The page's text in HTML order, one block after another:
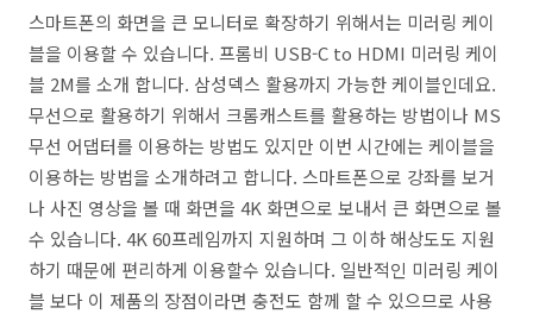
스마트폰의 화면을 큰 모니터로 확장하기 위해서는 미러링 케이
블을 이용할 수 있습니다. 프롬비 USB-C to HDMI 미러링 케이
블 2M를 소개 합니다. 삼성덱스 활용까지 가능한 케이블인데요.
무선으로 활용하기 위해서 크롬캐스트를 활용하는 방법이나 MS
무선 어댑터를 이용하는 방법도 있지만 이번 시간에는 케이블을
이용하는 방법을 소개하려고 합니다. 스마트폰으로 강좌를 보거
나 사진 영상을 볼 때 화면을 4K 화면으로 보내서 큰 화면으로 볼
수 있습니다. 4K 60프레임까지 지원하며 그 이하 해상도도 지원
하기 때문에 편리하게 이용할수 있습니다. 일반적인 미러링 케이
블 보다 이 제품의 장점이라면 충전도 함께 할 수 있으므로 사용